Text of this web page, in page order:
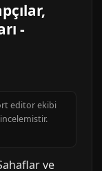
-
editor ekibi